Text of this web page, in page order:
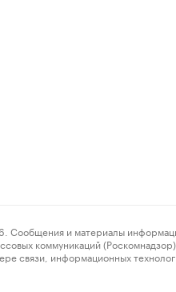
и материалы
коммуникаций
связи, информационных